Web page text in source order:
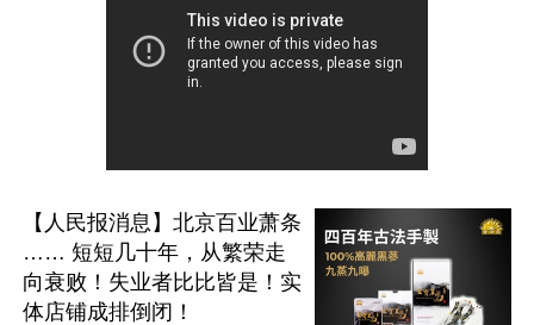
【人民报消息】北京百业萧条
…… 短短几十年，从繁荣走
向衰败！失业者比比皆是！实
体店铺成排倒闭！